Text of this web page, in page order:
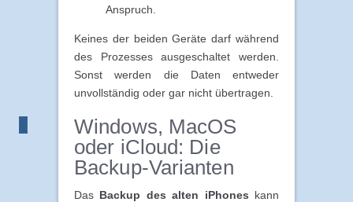
Anspruch.
Keines der beiden Geräte darf während
des Prozesses ausgeschaltet werden.
Sonst werden die Daten entweder
unvollständig oder gar nicht übertragen.
Windows, MacOS
oder iCloud: Die
Backup-Varianten
Das Backup des alten iPhones kann